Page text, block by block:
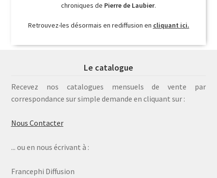
chroniques de Pierre de Laubier.
Retrouvez-les désormais en rediffusion en cliquant ici.
Le catalogue
Recevez nos catalogues mensuels de vente par
correspondance sur simple demande en cliquant sur :
Nous Contacter
... ou en nous écrivant à :
Francephi Diffusion